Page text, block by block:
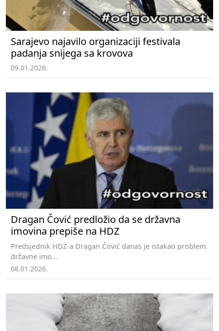
Sarajevo najavilo organizaciji festivala
padanja snijega sa krovova
09.01.2026.
Dragan Čović predložio da se državna
imovina prepiše na HDZ
Predsjednik HDZ-a Dragan Čović danas je istakao problem
državne imo...
08.01.2026.